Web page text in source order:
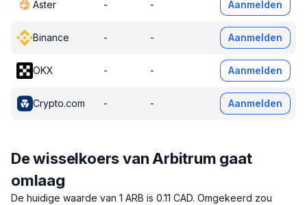
Aster - - Aanmelden
Binance - - Aanmelden
OKX - - Aanmelden
Crypto.com - - Aanmelden
De wisselkoers van Arbitrum gaat
omlaag
De huidige waarde van 1 ARB is 0.11 CAD. Omgekeerd zou